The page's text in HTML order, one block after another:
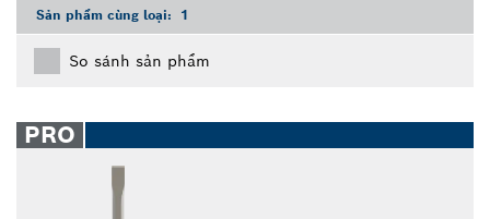
Sản phẩm cùng loại: 1
So sánh sản phẩm
PRO